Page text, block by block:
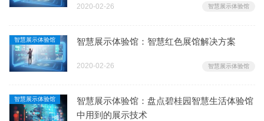
2020-02-26 智慧展示体验馆
智慧展示体验馆 智慧展示体验馆：智慧红色展馆解决方案
2020-02-26 智慧展示体验馆
智慧展示体验馆
智慧展示体验馆：盘点碧桂园智慧生活体验馆
中用到的展示技术